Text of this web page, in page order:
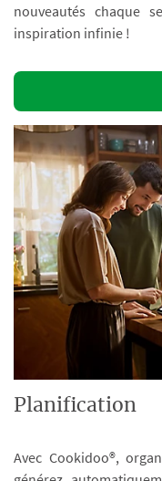
nouveautés chaque
inspiration infinie !
Planification
Avec Cookidoo®,